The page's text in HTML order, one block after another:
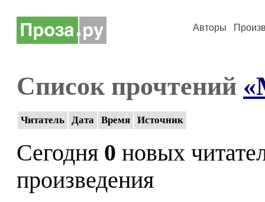
Авторы
Список прочтений
Читатель Дата Время Источник
Сегодня 0 новых
произведения